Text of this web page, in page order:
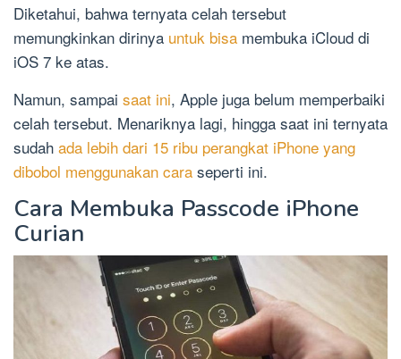
Diketahui, bahwa ternyata celah tersebut
memungkinkan dirinya untuk bisa membuka iCloud di
iOS 7 ke atas.
Namun, sampai saat ini, Apple juga belum memperbaiki
celah tersebut. Menariknya lagi, hingga saat ini ternyata
sudah ada lebih dari 15 ribu perangkat iPhone yang
dibobol menggunakan cara seperti ini.
Cara Membuka Passcode iPhone
Curian